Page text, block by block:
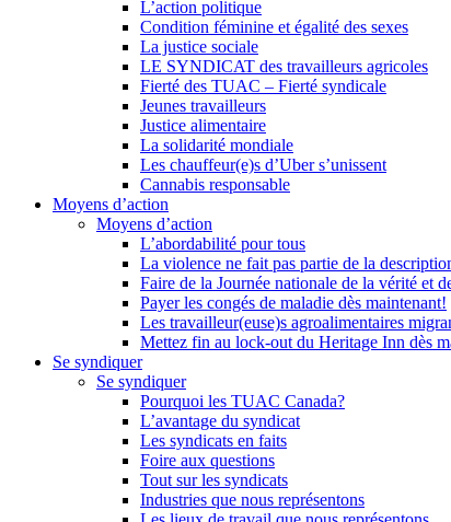
L’action politique
Condition féminine et égalité des sexes
La justice sociale
LE SYNDICAT des travailleurs agricoles
Fierté des TUAC – Fierté syndicale
Jeunes travailleurs
Justice alimentaire
La solidarité mondiale
Les chauffeur(e)s d’Uber s’unissent
Cannabis responsable
Moyens d’action
Moyens d’action
L’abordabilité pour tous
La violence ne fait pas partie de la
Faire de la Journée nationale de la vérité et
Payer les congés de maladie dès maintenant!
Les travailleur(euse)s agroalimentaires
Mettez fin au lock-out du Heritage Inn dès
Se syndiquer
Se syndiquer
Pourquoi les TUAC Canada?
L’avantage du syndicat
Les syndicats en faits
Foire aux questions
Tout sur les syndicats
Industries que nous représentons